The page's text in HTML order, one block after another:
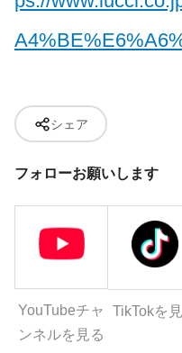
シェア
フォローお願いします
YouTubeチャ
ンネルを見る
TikTokを